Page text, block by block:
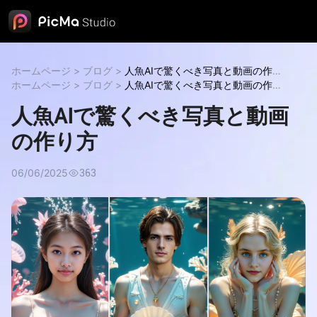
ホームページ > ブログ > 人魚AIで驚くべき写真と動画の作り
方人魚AIで驚くべき写真と動画の作り方
ホームページ > ブログ > 人魚AIで驚くべき写真と動画の作り
人魚AIで驚くべき写真と動画
の作り方
06/06/2025 363